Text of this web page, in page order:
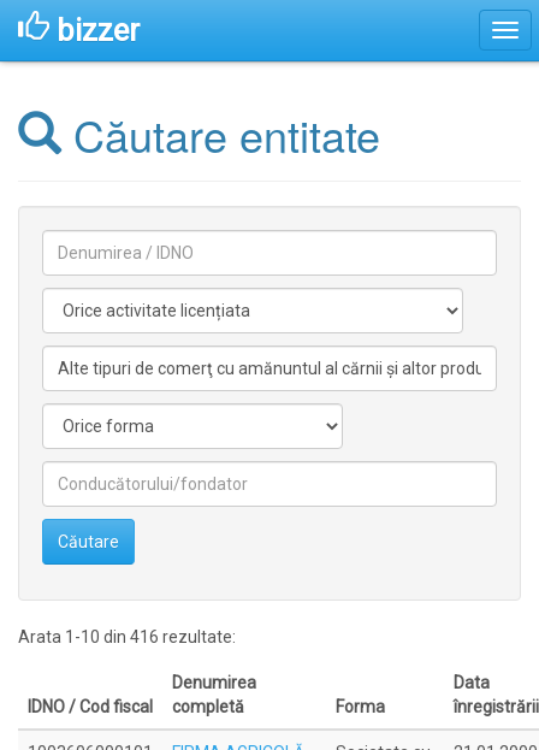
bizzer
Căutare entitate
licentiata
nelicentiata
Căutare
Arata 1-10 din 416 rezultate:
IDNO / Cod fiscal
Denumirea
completă
Forma
Data
înregistrării